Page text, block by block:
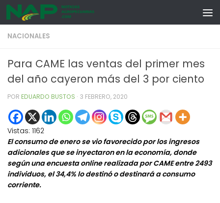
Skip to content
NACIONALES
Para CAME las ventas del primer mes
del año cayeron más del 3 por ciento
POR EDUARDO BUSTOS · 3 FEBRERO, 2020
Vistas: 1162
El consumo de enero se vio favorecido por los ingresos
adicionales que se inyectaron en la economía, donde
según una encuesta online realizada por CAME entre 2493
individuos, el 34,4% lo destinó o destinará a consumo
corriente.